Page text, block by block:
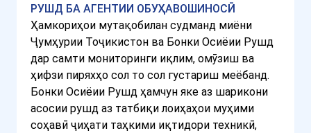
РУШД БА АГЕНТИИ ОБУҲАВОШИНОСӢ
Ҳамкориҳои мутақобилан судманд миёни
Ҷумҳурии Тоҷикистон ва Бонки Осиёии Рушд
дар самти мониторинги иқлим, омӯзиш ва
ҳифзи пиряхҳо сол то сол густариш меёбанд.
Бонки Осиёии Рушд ҳамчун яке аз шарикони
асосии рушд аз татбиқи лоиҳаҳои муҳими
соҳавӣ ҷиҳати таҳкими иқтидори техникӣ,